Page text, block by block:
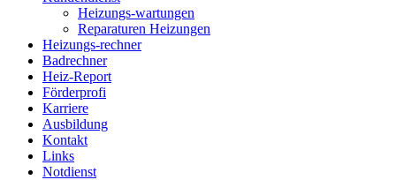
Heizungs-wartungen
Reparaturen Heizungen
Heizungs-rechner
Badrechner
Heiz-Report
Förderprofi
Karriere
Ausbildung
Kontakt
Links
Notdienst